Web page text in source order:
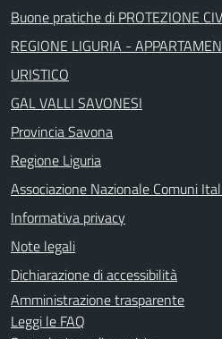
Buone pratiche di PROTEZIONE
REGIONE LIGURIA -
URISTICO
GAL VALLI SAVONESI
Provincia Savona
Regione Liguria
Associazione Nazionale Comuni
Informativa privacy
Note legali
Dichiarazione di accessibilità
Amministrazione trasparente
Leggi le FAQ